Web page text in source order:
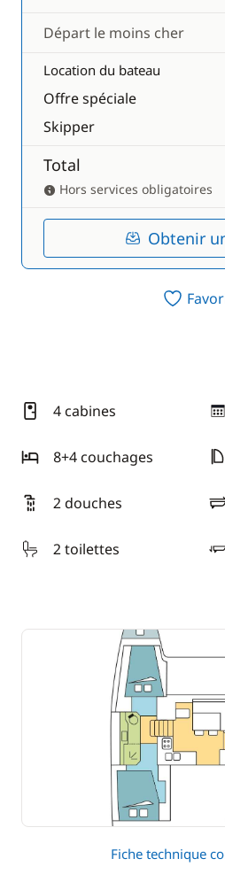
Départ le moins cher
Location du bateau
Offre spéciale
Skipper
Total
Hors services obligatoires
Obtenir
4 cabines
8+4 couchages
2 douches
2 toilettes
Fiche technique